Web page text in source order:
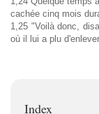
cachée cinq mois
1,25 "Voilà donc,
où il lui a plu
Index